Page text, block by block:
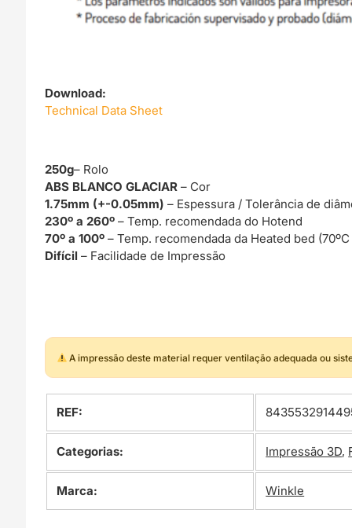
Download:
Technical Data Sheet
250g– Rolo
ABS BLANCO GLACIAR– Cor
1.75mm (+-0.05mm) – Espessura / Tolerância de
230º a 260º – Temp. recomendada do Hotend
70º a 100º – Temp. recomendada da Heated bed
Difícil– Facilidade de Impressão
A impressão deste material requer ventilação adequada ou
REF:
Categorias: Impressão 3D,
Marca: Winkle